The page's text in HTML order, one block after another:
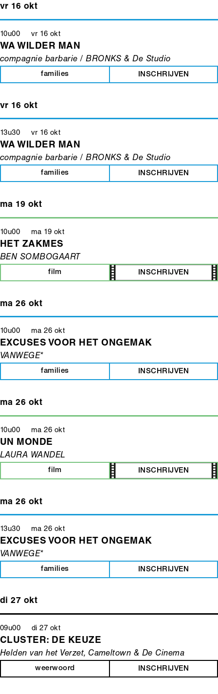
vr 16 okt
10u00 vr 16 okt
WA WILDER MAN
compagnie barbarie / BRONKS & De Studio
families INSCHRIJVEN
vr 16 okt
13u30 vr 16 okt
WA WILDER MAN
compagnie barbarie / BRONKS & De Studio
families INSCHRIJVEN
ma 19 okt
10u00 ma 19 okt
HET ZAKMES
BEN SOMBOGAART
film INSCHRIJVEN
ma 26 okt
10u00 ma 26 okt
EXCUSES VOOR HET ONGEMAK
VANWEGE*
families INSCHRIJVEN
ma 26 okt
10u00 ma 26 okt
UN MONDE
LAURA WANDEL
film INSCHRIJVEN
ma 26 okt
13u30 ma 26 okt
EXCUSES VOOR HET ONGEMAK
VANWEGE*
families INSCHRIJVEN
di 27 okt
09u00 di 27 okt
CLUSTER: DE KEUZE
Helden van het Verzet, Cameltown & De Cinema
weerwoord INSCHRIJVEN